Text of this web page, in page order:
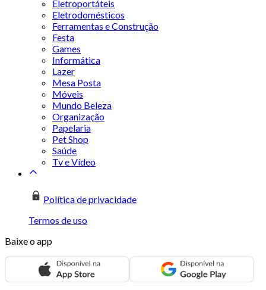
Eletroportáteis
Eletrodomésticos
Ferramentas e Construção
Festa
Games
Informática
Lazer
Mesa Posta
Móveis
Mundo Beleza
Organização
Papelaria
Pet Shop
Saúde
Tv e Vídeo
Política de privacidade
Termos de uso
Baixe o app